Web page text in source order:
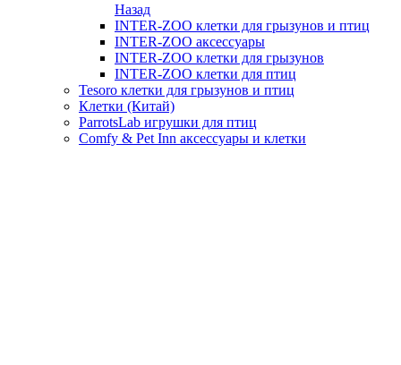
Назад
INTER-ZOO клетки для грызунов и птиц
INTER-ZOO аксессуары
INTER-ZOO клетки для грызунов
INTER-ZOO клетки для птиц
Tesoro клетки для грызунов и птиц
Клетки (Китай)
ParrotsLab игрушки для птиц
Comfy & Pet Inn аксессуары и клетки